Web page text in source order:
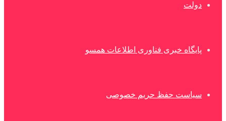
دولت
پایگاه خبری فناوری اطلاعات همسو
سیاست حفظ حریم خصوصی